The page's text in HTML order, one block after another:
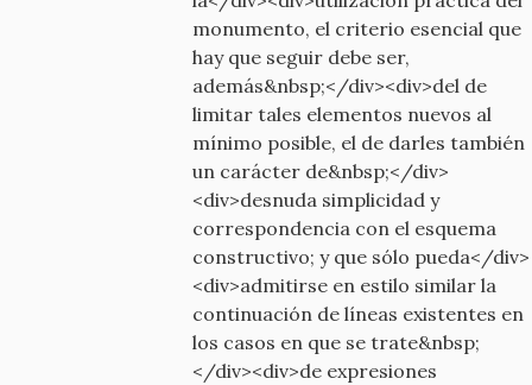
monumento, el criterio esencial que
hay que seguir debe ser,
además&nbsp;</div><div>del de
limitar tales elementos nuevos al
mínimo posible, el de darles también
un carácter de&nbsp;</div>
<div>desnuda simplicidad y
correspondencia con el esquema
constructivo; y que sólo pueda</div>
<div>admitirse en estilo similar la
continuación de líneas existentes en
los casos en que se trate&nbsp;
</div><div>de expresiones